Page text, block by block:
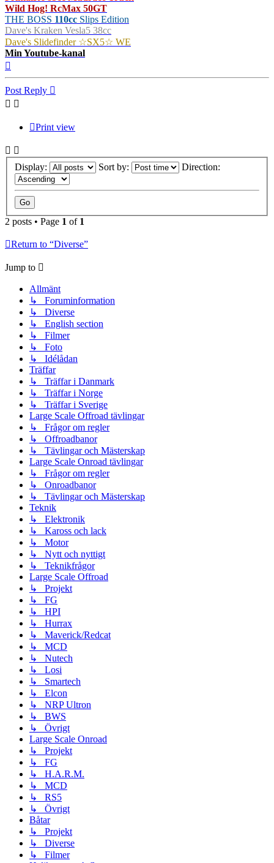
Wild Hog! RcMax 50GT
THE BOSS 110cc Slips Edition
Dave's Kraken Vesla5 38cc
Dave's Slidefinder ☆SX5☆ WE
Min Youtube-kanal
Post Reply
Print view
Display: Sort by: Direction:
2 posts • Page 1 of 1
Return to “Diverse”
Jump to
Allmänt
↳ Foruminformation
↳ Diverse
↳ English section
↳ Filmer
↳ Foto
↳ Idélådan
Träffar
↳ Träffar i Danmark
↳ Träffar i Norge
↳ Träffar i Sverige
Large Scale Offroad tävlingar
↳ Frågor om regler
↳ Offroadbanor
↳ Tävlingar och Mästerskap
Large Scale Onroad tävlingar
↳ Frågor om regler
↳ Onroadbanor
↳ Tävlingar och Mästerskap
Teknik
↳ Elektronik
↳ Kaross och lack
↳ Motor
↳ Nytt och nyttigt
↳ Teknikfrågor
Large Scale Offroad
↳ Projekt
↳ FG
↳ HPI
↳ Hurrax
↳ Maverick/Redcat
↳ MCD
↳ Nutech
↳ Losi
↳ Smartech
↳ Elcon
↳ NRP Ultron
↳ BWS
↳ Övrigt
Large Scale Onroad
↳ Projekt
↳ FG
↳ H.A.R.M.
↳ MCD
↳ RS5
↳ Övrigt
Båtar
↳ Projekt
↳ Diverse
↳ Filmer